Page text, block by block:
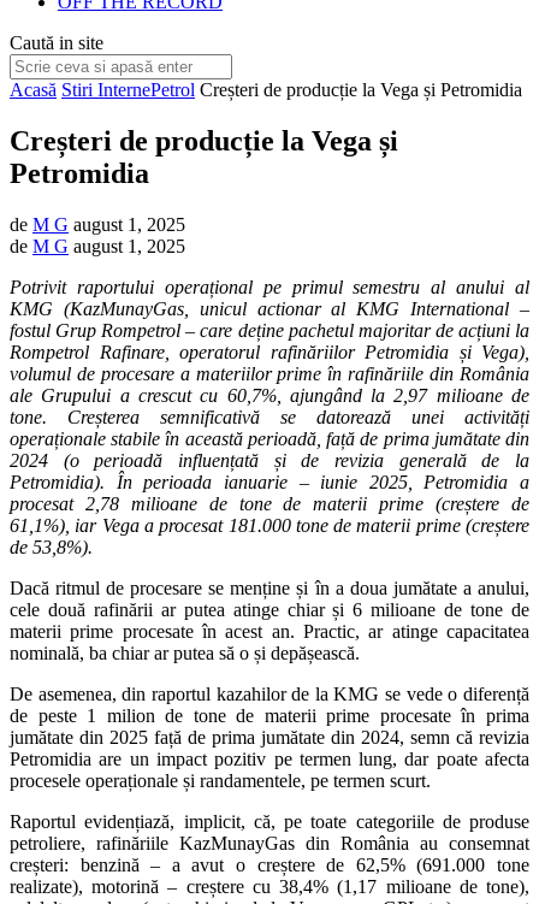
Caută in site
Acasă Stiri InternePetrol Creșteri de producție la Vega și Petromidia
Creșteri de producție la Vega și
Petromidia
de M G august 1, 2025
de M G august 1, 2025
Potrivit raportului operațional pe primul semestru al anului al
KMG (KazMunayGas, unicul actionar al KMG International –
fostul Grup Rompetrol – care deține pachetul majoritar de acțiuni la
Rompetrol Rafinare, operatorul rafinăriilor Petromidia și Vega),
volumul de procesare a materiilor prime în rafinăriile din România
ale Grupului a crescut cu 60,7%, ajungând la 2,97 milioane de
tone. Creșterea semnificativă se datorează unei activități
operaționale stabile în această perioadă, față de prima jumătate din
2024 (o perioadă influențată și de revizia generală de la
Petromidia). În perioada ianuarie – iunie 2025, Petromidia a
procesat 2,78 milioane de tone de materii prime (creștere de
61,1%), iar Vega a procesat 181.000 tone de materii prime (creștere
de 53,8%).
Dacă ritmul de procesare se menține și în a doua jumătate a anului,
cele două rafinării ar putea atinge chiar și 6 milioane de tone de
materii prime procesate în acest an. Practic, ar atinge capacitatea
nominală, ba chiar ar putea să o și depășească.
De asemenea, din raportul kazahilor de la KMG se vede o diferență
de peste 1 milion de tone de materii prime procesate în prima
jumătate din 2025 față de prima jumătate din 2024, semn că revizia
Petromidia are un impact pozitiv pe termen lung, dar poate afecta
procesele operaționale și randamentele, pe termen scurt.
Raportul evidențiază, implicit, că, pe toate categoriile de produse
petroliere, rafinăriile KazMunayGas din România au consemnat
creșteri: benzină – a avut o creștere de 62,5% (691.000 tone
realizate), motorină – creștere cu 38,4% (1,17 milioane de tone),